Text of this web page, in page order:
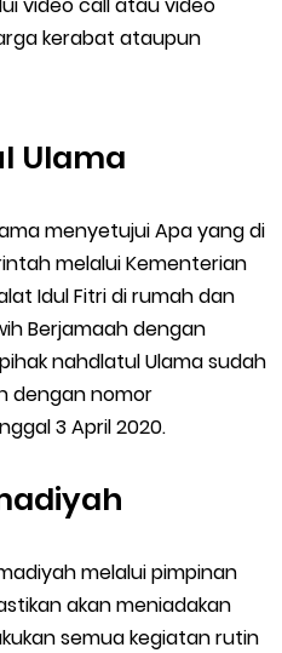
kerabat ataupun
Ulama
menyetujui Apa yang di
melalui Kementerian
Idul Fitri di rumah dan
Berjamaah dengan
nahdlatul Ulama sudah
dengan nomor
3 April 2020.
melalui pimpinan
akan meniadakan
semua kegiatan rutin